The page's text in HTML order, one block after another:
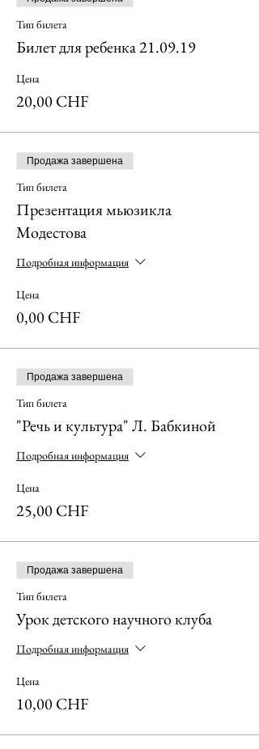
Тип билета
Билет для ребенка 21.09.19
Цена
20,00 CHF
Продажа завершена
Тип билета
Презентация мьюзикла
Модестова
Подробная информация
Цена
0,00 CHF
Продажа завершена
Тип билета
"Речь и культура" Л. Бабкиной
Подробная информация
Цена
25,00 CHF
Продажа завершена
Тип билета
Урок детского научного клуба
Подробная информация
Цена
10,00 CHF